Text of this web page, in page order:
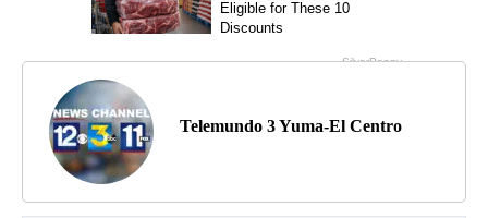
Telemundo 3 Yuma-El Centro